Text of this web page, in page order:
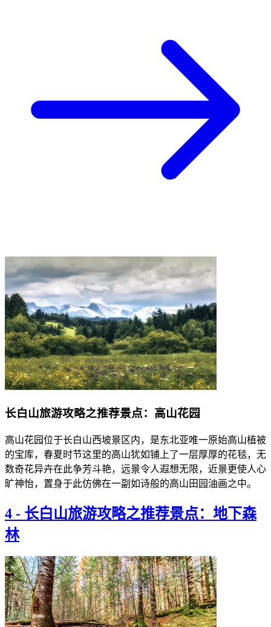
长白山旅游攻略之推荐景点：高山花园
高山花园位于长白山西坡景区内，是东北亚唯一原始高山植被
的宝库，春夏时节这里的高山犹如铺上了一层厚厚的花毯，无
数奇花异卉在此争芳斗艳，远景令人遐想无限，近景更使人心
旷神怡，置身于此仿佛在一副如诗般的高山田园油画之中。
4 - 长白山旅游攻略之推荐景点：地下森
林